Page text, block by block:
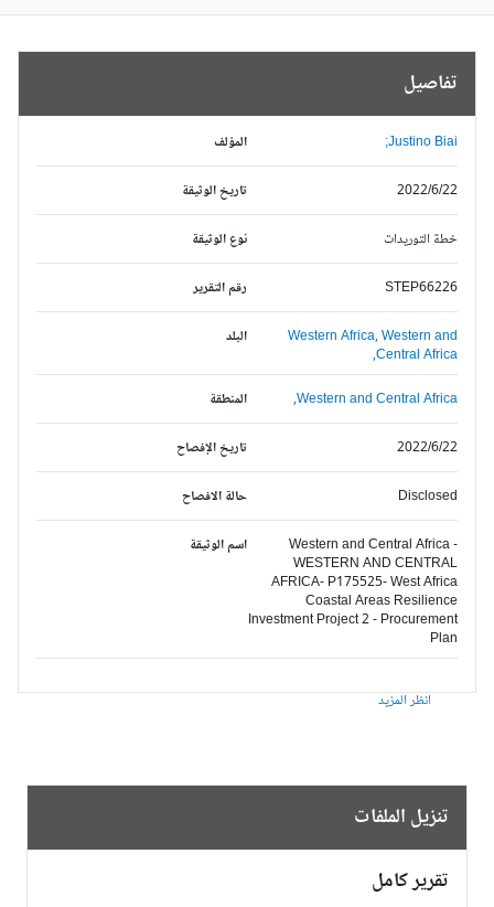
تفاصيل
المؤلف Justino Biai;
تاريخ الوثيقة 2022/6/22
نوع الوثيقة خطة التوريدات
رقم التقرير STEP66226
البلد Western Africa,Western and
Central Africa,
المنطقة
Western and Central Africa,
تاريخ الإفصاح 2022/6/22
حالة الافصاح Disclosed
اسم الوثيقة
Western and Central Africa -
WESTERN AND CENTRAL
AFRICA- P175525- West Africa
Coastal Areas Resilience
Investment Project 2 - Procurement
Plan
انظر المزيد
تنزيل الملفات
تقرير كامل